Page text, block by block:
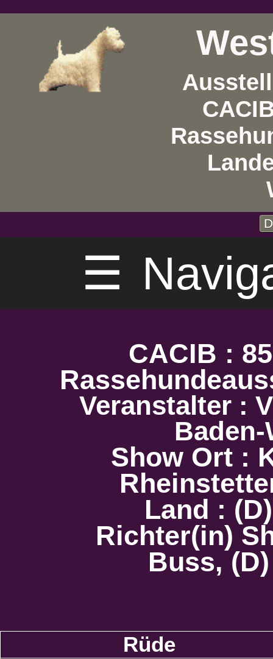
☰
CACIB :
Veranstalter :
Show Ort :
Land :
Richter(in)
Buss,
Rüde